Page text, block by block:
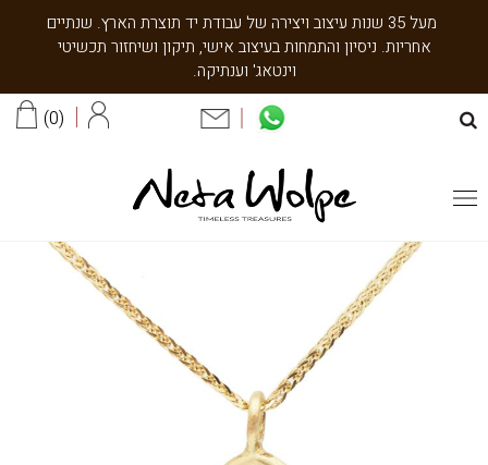
מעל 35 שנות עיצוב ויצירה של עבודת יד תוצרת הארץ. שנתיים
אחריות. ניסיון והתמחות בעיצוב אישי, תיקון ושיחזור תכשיטי
וינטאג' וענתיקה.
0